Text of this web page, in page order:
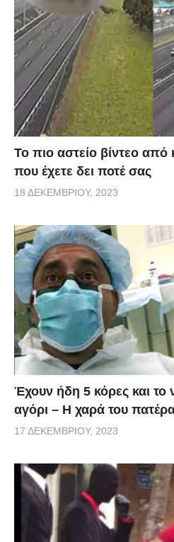
Το πιο αστείο βίντεο
που έχετε δει ποτέ σας
18 ΔΕΚΕΜΒΡΊΟΥ, 2023
Έχουν ήδη 5 κόρες και το
αγόρι – Η χαρά του πατέρα
17 ΔΕΚΕΜΒΡΊΟΥ, 2023